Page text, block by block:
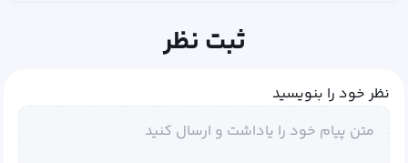
ثبت نظر
نظر خود را بنویسید